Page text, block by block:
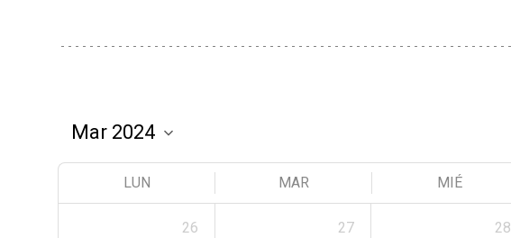
LUN MAR MIÉ
26 27 28